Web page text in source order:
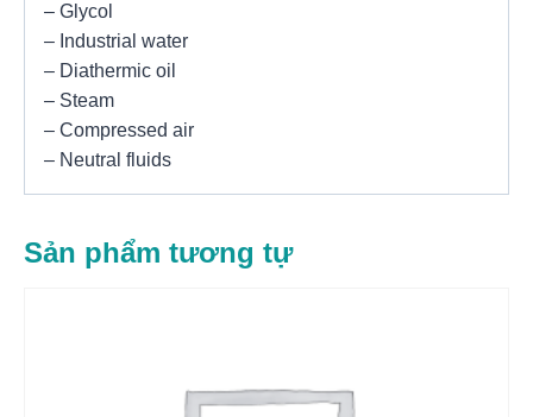
– Glycol
– Industrial water
– Diathermic oil
– Steam
– Compressed air
– Neutral fluids
Sản phẩm tương tự